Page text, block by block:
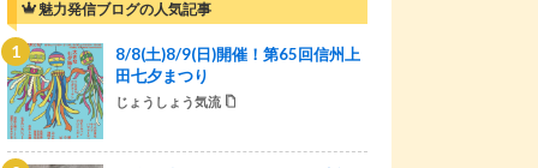
魅力発信ブログの人気記事
8/8(土)8/9(日)開催！第65回信州上
田七夕まつり
じょうしょう気流